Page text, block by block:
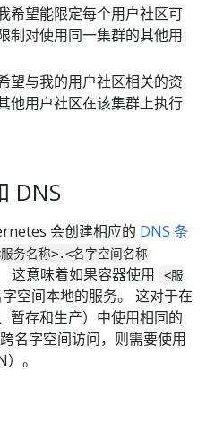
希望能限定每个用户社区可
制对使用同一集群的其他用
望与我的用户社区相关的资
他用户社区在该集群上执行
DNS
会创建相应的 DNS 条
务名称>.<名字空间名称
这意味着如果容器使用
<服
空间本地的服务。 这对于在
暂存和生产）中使用相同的
名字空间访问，则需要使用
。